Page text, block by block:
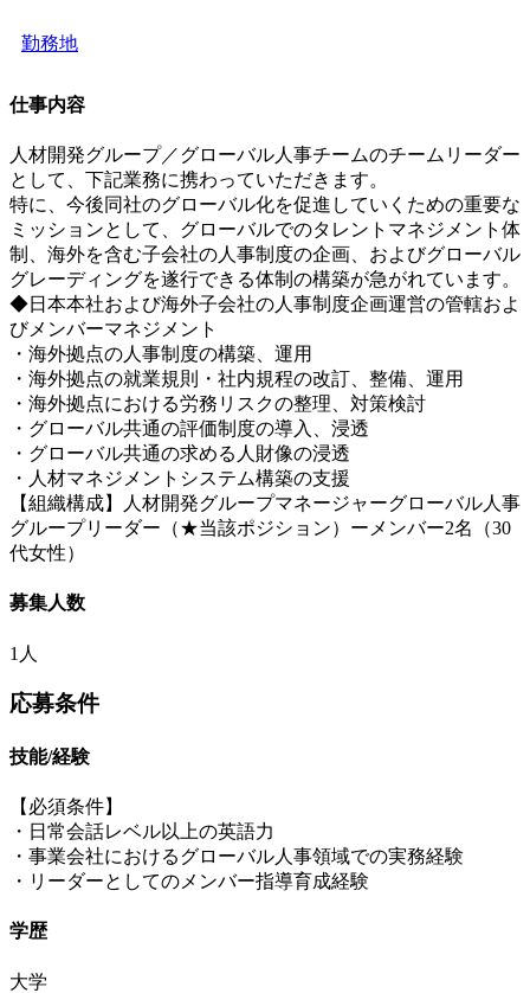
勤務地
仕事内容
人材開発グループ／グローバル人事チームのチームリーダー
として、下記業務に携わっていただきます。
特に、今後同社のグローバル化を促進していくための重要な
ミッションとして、グローバルでのタレントマネジメント体
制、海外を含む子会社の人事制度の企画、およびグローバル
グレーディングを遂行できる体制の構築が急がれています。
◆日本本社および海外子会社の人事制度企画運営の管轄およ
びメンバーマネジメント
・海外拠点の人事制度の構築、運用
・海外拠点の就業規則・社内規程の改訂、整備、運用
・海外拠点における労務リスクの整理、対策検討
・グローバル共通の評価制度の導入、浸透
・グローバル共通の求める人財像の浸透
・人材マネジメントシステム構築の支援
【組織構成】人材開発グループマネージャーグローバル人事
グループリーダー（★当該ポジション）ーメンバー2名（30
代女性）
募集人数
1人
応募条件
技能/経験
【必須条件】
・日常会話レベル以上の英語力
・事業会社におけるグローバル人事領域での実務経験
・リーダーとしてのメンバー指導育成経験
学歴
大学